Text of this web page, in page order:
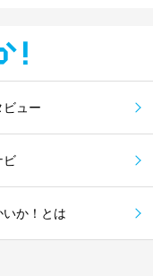
！
ビュー
ビ
いか！とは